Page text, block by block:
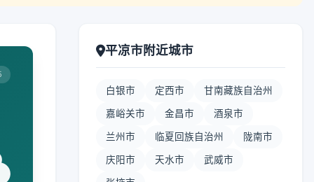
平凉市附近城市
白银市 定西市 甘南藏族自治州
嘉峪关市 金昌市 酒泉市
兰州市 临夏回族自治州 陇南市
庆阳市 天水市 武威市